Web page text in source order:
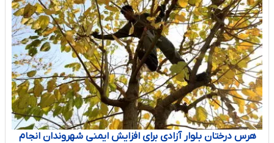
هرس درختان بلوار آزادی برای افزایش ایمنی شهروندان انجام